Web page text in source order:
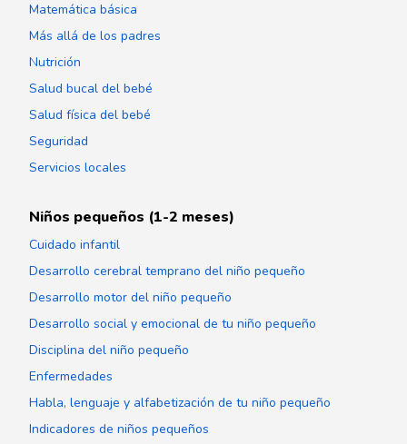
Matemática básica
Más allá de los padres
Nutrición
Salud bucal del bebé
Salud física del bebé
Seguridad
Servicios locales
Niños pequeños (1-2 meses)
Cuidado infantil
Desarrollo cerebral temprano del niño pequeño
Desarrollo motor del niño pequeño
Desarrollo social y emocional de tu niño pequeño
Disciplina del niño pequeño
Enfermedades
Habla, lenguaje y alfabetización de tu niño pequeño
Indicadores de niños pequeños